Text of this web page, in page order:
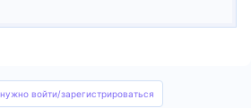
войти/зарегистрироваться